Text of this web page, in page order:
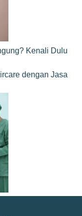
Kenali Dulu
dengan Jasa